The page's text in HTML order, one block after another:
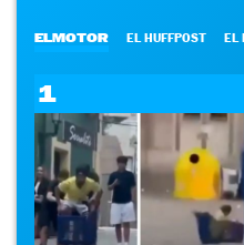
ELMOTOR EL HUFFPOST EL
1